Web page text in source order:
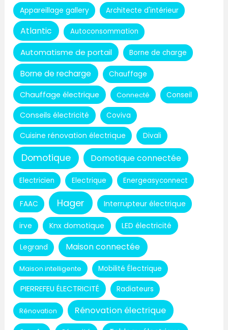
Appareillage gallery Architecte d'intérieur
Atlantic Autoconsommation
Automatisme de portail Borne de charge
Borne de recharge Chauffage
Chauffage électrique Connecté Conseil
Conseils électricité Coviva
Cuisine rénovation électrique Divali
Domotique Domotique connectée
Electricien Electrique Energeasyconnect
FAAC Hager Interrupteur électrique
irve Knx domotique LED électricité
Legrand Maison connectée
Maison intelligente Mobilité Électrique
PIERREFEU ÉLECTRICITÉ Radiateurs
Rénovation Rénovation électrique